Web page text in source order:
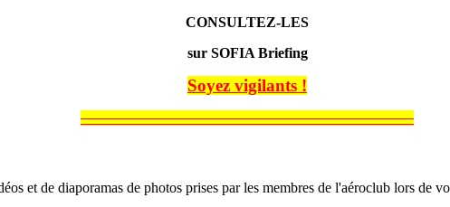
CONSULTEZ-LES
sur SOFIA Briefing
Soyez vigilants !
______________________________________________
et de diaporamas de photos prises par les membres de l'aéroclub lors de